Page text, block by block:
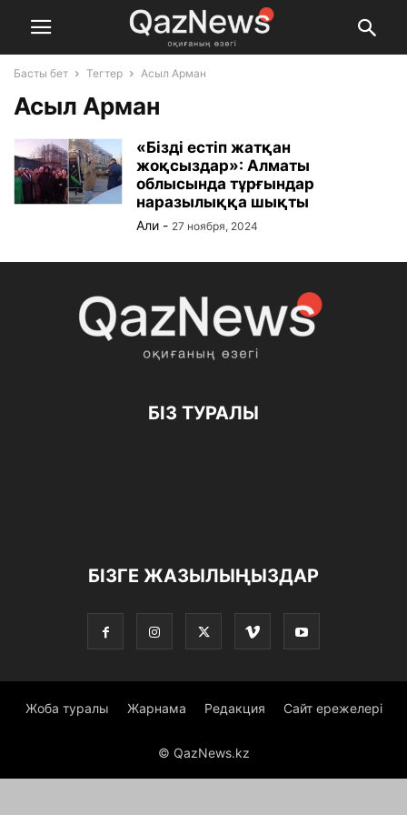
Басты бет Тегтер Асыл Арман
Асыл Арман
«Бізді естіп жатқан
жоқсыздар»: Алматы
облысында тұрғындар
наразылыққа шықты
Али - 27 ноября, 2024
БІЗ ТУРАЛЫ
БІЗГЕ ЖАЗЫЛЫҢЫЗДАР
Жоба туралы Жарнама Редакция Сайт ережелері
© QazNews.kz